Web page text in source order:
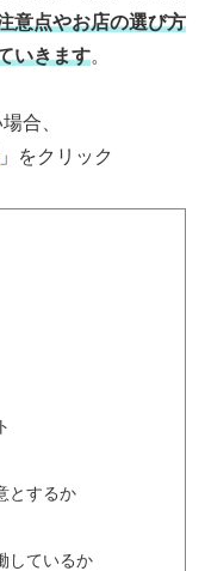
意点やお店の選び方
いきます。
合、
」をクリック
とするか
しているか